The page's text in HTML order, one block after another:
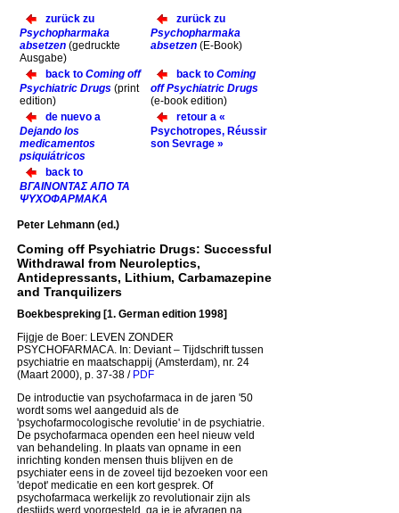
zurück zu
Psychopharmaka
absetzen (gedruckte
Ausgabe)
zurück zu
Psychopharmaka
absetzen (E-Book)
back to Coming off
Psychiatric Drugs (print
edition)
back to Coming
off Psychiatric Drugs
(e-book edition)
de nuevo a
Dejando los
medicamentos
psiquiátricos
retour a «
Psychotropes, Réussir
son Sevrage »
back to
ΒΓΑΙΝΟΝΤΑΣ ΑΠΟ ΤΑ
ΨΥΧΟΦΑΡΜΑΚΑ
Peter Lehmann (ed.)
Coming off Psychiatric Drugs: Successful
Withdrawal from Neuroleptics,
Antidepressants, Lithium, Carbamazepine
and Tranquilizers
Boekbespreking [1. German edition 1998]
Fijgje de Boer: LEVEN ZONDER
PSYCHOFARMACA. In: Deviant – Tijdschrift tussen
psychiatrie en maatschappij (Amsterdam), nr. 24
(Maart 2000), p. 37-38 / PDF
De introductie van psychofarmaca in de jaren '50
wordt soms wel aangeduid als de
'psychofarmocologische revolutie' in de psychiatrie.
De psychofarmaca openden een heel nieuw veld
van behandeling. In plaats van opname in een
inrichting konden mensen thuis blijven en de
psychiater eens in de zoveel tijd bezoeken voor een
'depot' medicatie en een kort gesprek. Of
psychofarmaca werkelijk zo revolutionair zijn als
destijds werd voorgesteld, ga je je afvragen na